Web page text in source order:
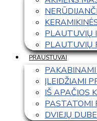
PLAUTUVIŲ
PLAUTUVIŲ
PRAUSTUVAI
ĮLEIDŽIAMI
IŠ APAČIOS
PASTATOMI
DVIEJŲ